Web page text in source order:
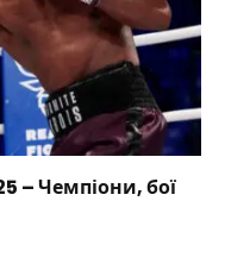
– Чемпіони, бої